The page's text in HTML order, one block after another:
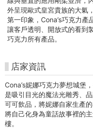
中
台
好
玩
卡
外呈現歐式皇宮貴族的大氣
第一印象，Cona’s巧克力產
讓客戶透明、開放式的看到
巧克力所有產品。
店家資訊
Cona’s妮娜巧克力夢想城堡
是吸引目光的魔法光雕秀、
可可飲品，將妮娜自家生產
將自己化身為童話故事裡的
樓。